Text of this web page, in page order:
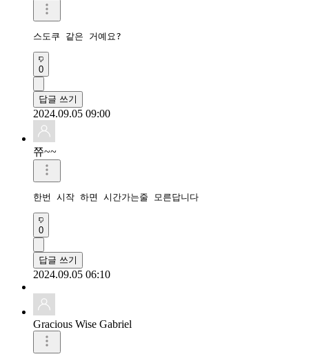
스도쿠 같은 거예요?
0
답글 쓰기
2024.09.05 09:00
쮸~~
한번 시작 하면 시간가는줄 모른답니다
0
답글 쓰기
2024.09.05 06:10
Gracious Wise Gabriel